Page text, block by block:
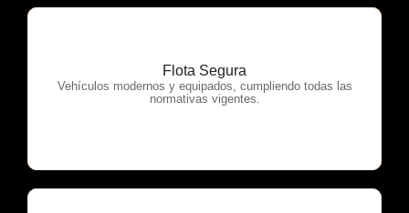
Flota Segura
Vehículos modernos y equipados, cumpliendo todas las
normativas vigentes.
OTP Servicios